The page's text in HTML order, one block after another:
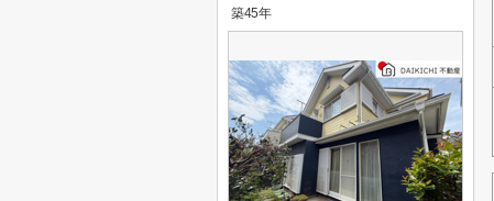
築45年